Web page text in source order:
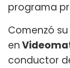
programa
Comenzó
en
conductor